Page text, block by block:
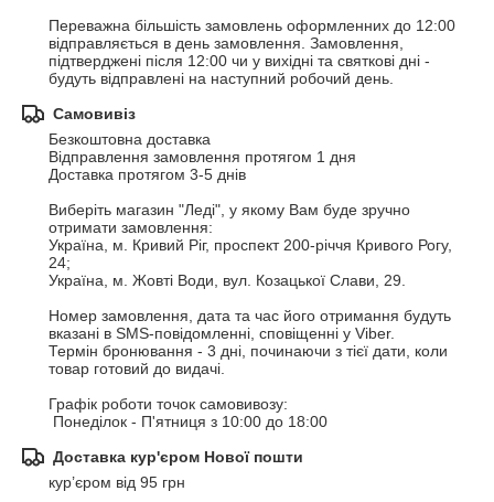
Переважна більшість замовлень оформленних до 12:00
відправляється в день замовлення. Замовлення,
підтверджені після 12:00 чи у вихідні та святкові дні -
будуть відправлені на наступний робочий день.
Самовивіз
Безкоштовна доставка
Відправлення замовлення протягом 1 дня
Доставка протягом 3-5 днів
Виберіть магазин "Леді", у якому Вам буде зручно
отримати замовлення:
Україна, м. Кривий Ріг, проспект 200-річчя Кривого Рогу,
24;
Україна, м. Жовті Води, вул. Козацької Слави, 29.
Номер замовлення, дата та час його отримання будуть
вказані в SMS-повідомленні, сповіщенні у Viber.
Термін бронювання - 3 дні, починаючи з тієї дати, коли
товар готовий до видачі.
Графік роботи точок самовивозу:
Понеділок - П'ятниця з 10:00 до 18:00
Доставка кур'єром Нової пошти
кур’єром від 95 грн